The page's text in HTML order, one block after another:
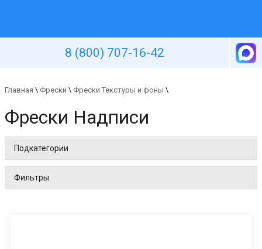
8 (800) 707-16-42
Главная \ Фрески \ Фрески Текстуры и фоны \
Фрески Надписи
Подкатегории
Фильтры